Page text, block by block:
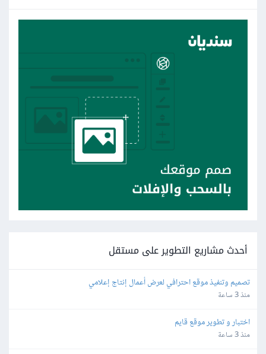
أحدث مشاريع التطوير على مستقل
تصميم وتنفيذ موقع احترافي لعرض أعمال إنتاج إعلامي
منذ 3 ساعة
اختبار و تطوير موقع قايم
منذ 3 ساعة